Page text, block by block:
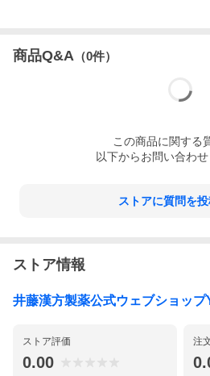
商品Q&A （0件）
この商品に関する
以下からお問い合わせ
ストアに質問を
ストア情報
井藤漢方製薬公式ウェブショッ
ストア評価
0.00
注